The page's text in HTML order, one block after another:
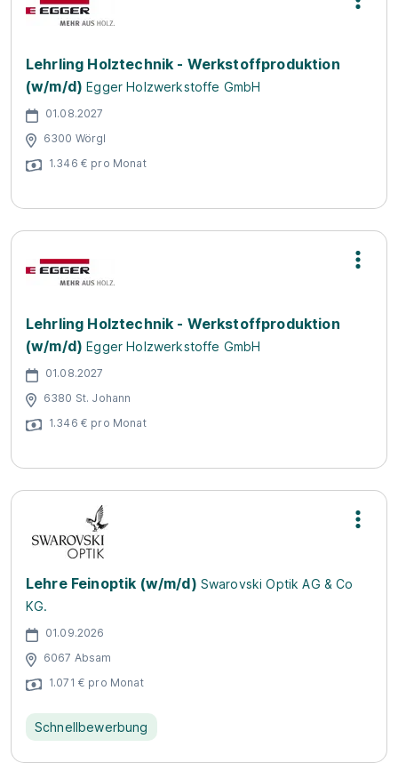
Lehrling Holztechnik - Werkstoffproduktion
(w/m/d) Egger Holzwerkstoffe GmbH
01.08.2027
6300 Wörgl
1.346 € pro Monat
Lehrling Holztechnik - Werkstoffproduktion
(w/m/d) Egger Holzwerkstoffe GmbH
01.08.2027
6380 St. Johann
1.346 € pro Monat
Lehre Feinoptik (w/m/d) Swarovski Optik AG & Co
KG.
01.09.2026
6067 Absam
1.071 € pro Monat
Schnellbewerbung